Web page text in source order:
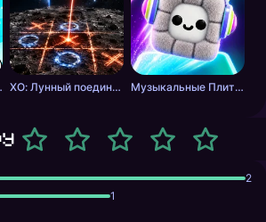
ХО: Лунный поединок Музыкальные Плитки: Ритм Пушистика
2
1